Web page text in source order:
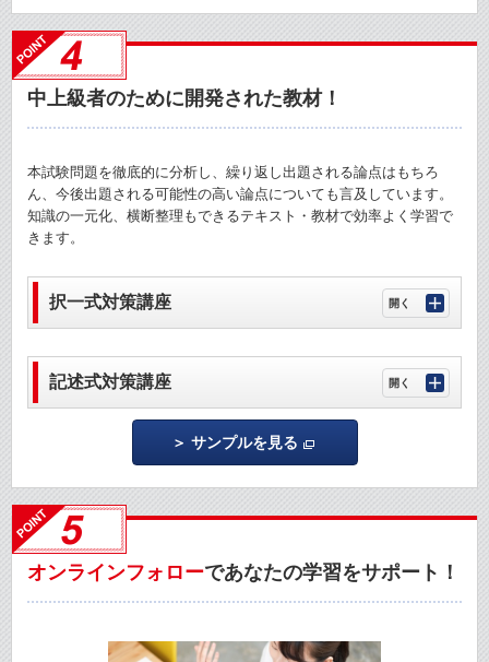
中上級者のために開発された教材！
本試験問題を徹底的に分析し、繰り返し出題される論点はもちろ
ん、今後出題される可能性の高い論点についても言及しています。
知識の一元化、横断整理もできるテキスト・教材で効率よく学習で
きます。
択一式対策講座
記述式対策講座
サンプルを見る
オンラインフォローであなたの学習をサポート！